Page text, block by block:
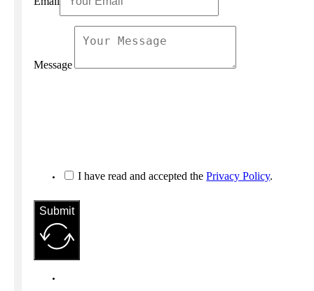
Message
I have read and accepted thePrivacy Policy.
Submit